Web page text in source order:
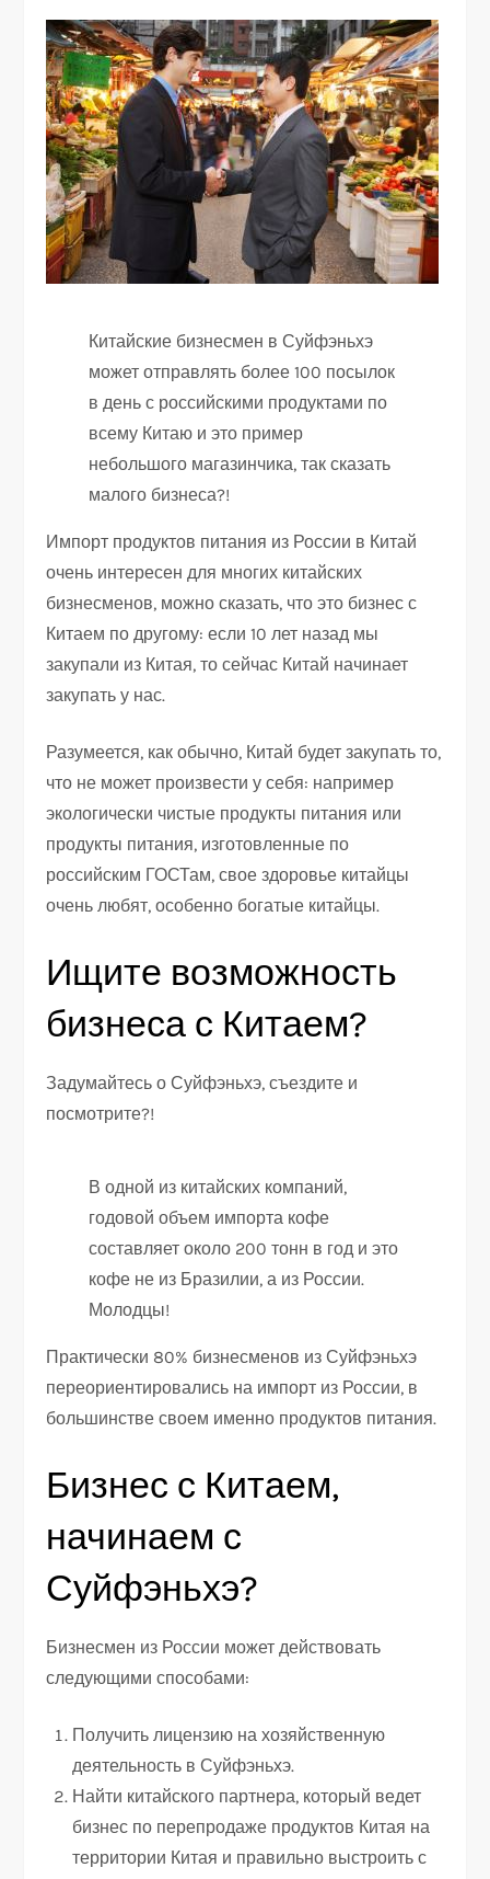
Китайские бизнесмен в Суйфэньхэ
может отправлять более 100 посылок
в день с российскими продуктами по
всему Китаю и это пример
небольшого магазинчика, так сказать
малого бизнеса?!
Импорт продуктов питания из России в Китай
очень интересен для многих китайских
бизнесменов, можно сказать, что это бизнес с
Китаем по другому: если 10 лет назад мы
закупали из Китая, то сейчас Китай начинает
закупать у нас.
Разумеется, как обычно, Китай будет закупать то,
что не может произвести у себя: например
экологически чистые продукты питания или
продукты питания, изготовленные по
российским ГОСТам, свое здоровье китайцы
очень любят, особенно богатые китайцы.
Ищите возможность
бизнеса с Китаем?
Задумайтесь о Суйфэньхэ, съездите и
посмотрите?!
В одной из китайских компаний,
годовой объем импорта кофе
составляет около 200 тонн в год и это
кофе не из Бразилии, а из России.
Молодцы!
Практически 80% бизнесменов из Суйфэньхэ
переориентировались на импорт из России, в
большинстве своем именно продуктов питания.
Бизнес с Китаем,
начинаем с
Суйфэньхэ?
Бизнесмен из России может действовать
следующими способами:
Получить лицензию на хозяйственную
деятельность в Суйфэньхэ.
Найти китайского партнера, который ведет
бизнес по перепродаже продуктов Китая на
территории Китая и правильно выстроить с